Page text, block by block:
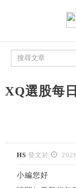
XQ選股每
HS 發文於
小編您好